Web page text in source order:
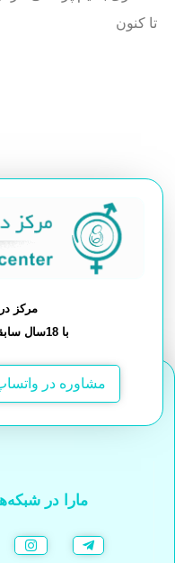
تا کنون
مرکز
با 18سال سابقه درمانی در شرق کشور
مشاوره در
مارا در